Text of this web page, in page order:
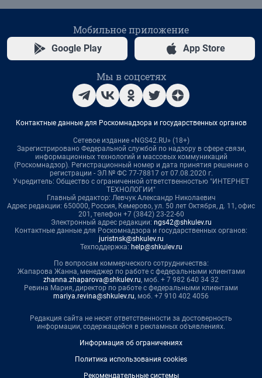
Мобильное приложение
Google Play App Store
Мы в соцсетях
Контактные данные для Роскомнадзора и государственных органов
Сетевое издание «NGS42.RU» (18+)
Зарегистрировано Федеральной службой по надзору в сфере связи,
информационных технологий и массовых коммуникаций
(Роскомнадзор). Регистрационный номер и дата принятия решения о
регистрации - ЭЛ № ФС 77-78817 от 07.08.2020 г.
Учредитель: Общество с ограниченной ответственностью "ИНТЕРНЕТ
ТЕХНОЛОГИИ"
Главный редактор: Левчук Александр Николаевич
Адрес редакции: 650000, Россия, Кемерово, ул. 50 лет Октября, д. 11, офис
201, телефон +7 (3842) 23-22-60
Электронный адрес редакции: ngs42@shkulev.ru
Контактные данные для Роскомнадзора и государственных органов:
juristnsk@shkulev.ru
Техподдержка: help@shkulev.ru
По вопросам коммерческого сотрудничества:
Жапарова Жанна, менеджер по работе с федеральными клиентами
zhanna.zhaparova@shkulev.ru, моб. + 7 982 640 34 32
Ревина Мария, директор по работе с федеральными клиентами
mariya.revina@shkulev.ru, моб. +7 910 402 4056
Редакция сайта не несет ответственности за достоверность
информации, содержащейся в рекламных объявлениях.
Информация об ограничениях
Политика использования cookies
Рекомендательные системы